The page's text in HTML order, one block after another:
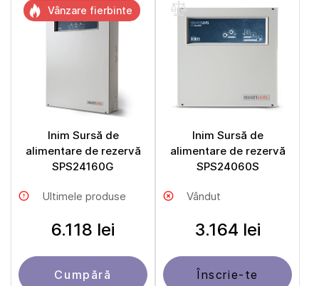
Inim Sursă de
alimentare de rezervă
SPS24160G
Ultimele produse
6.118 lei
Cumpără
Vânzare fierbinte
Inim Sursă de
alimentare de rezervă
SPS24060S
Vândut
3.164 lei
Înscrie-te